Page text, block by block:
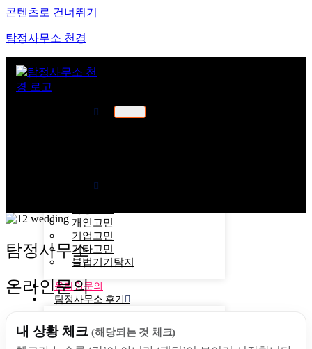
콘텐츠로 건너뛰기
탐정사무소 천경
개인고민
기업고민
기타고민
불법기기탐지
온라인문의
탐정사무소 후기
탐정사무소 천경 메신저후기
천경 뉴스
탐정사무소
온라인문의
내 상황 체크(해당되는 것 체크)